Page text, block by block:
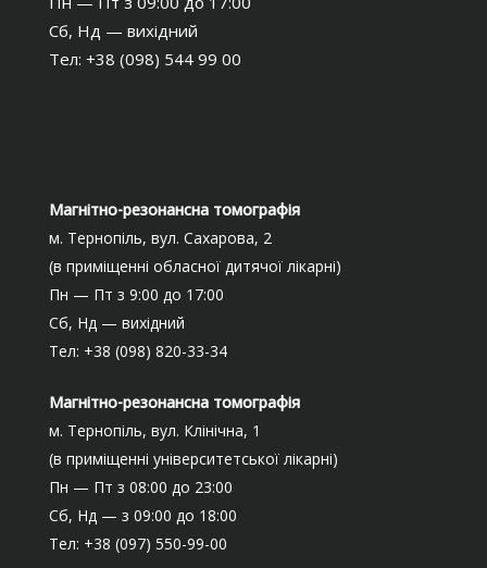
Сб, Нд — вихідний
Тел: +38 (098) 544 99 00
Магнітно-резонансна томографія
м. Тернопіль, вул. Сахарова, 2
(в приміщенні обласної дитячої лікарні)
Пн — Пт з 9:00 до 17:00
Сб, Нд — вихідний
Тел: +38 (098) 820-33-34
Магнітно-резонансна томографія
м. Тернопіль, вул. Клінічна, 1
(в приміщенні університетської лікарні)
Пн — Пт з 08:00 до 23:00
Сб, Нд — з 09:00 до 18:00
Тел: +38 (097) 550-99-00